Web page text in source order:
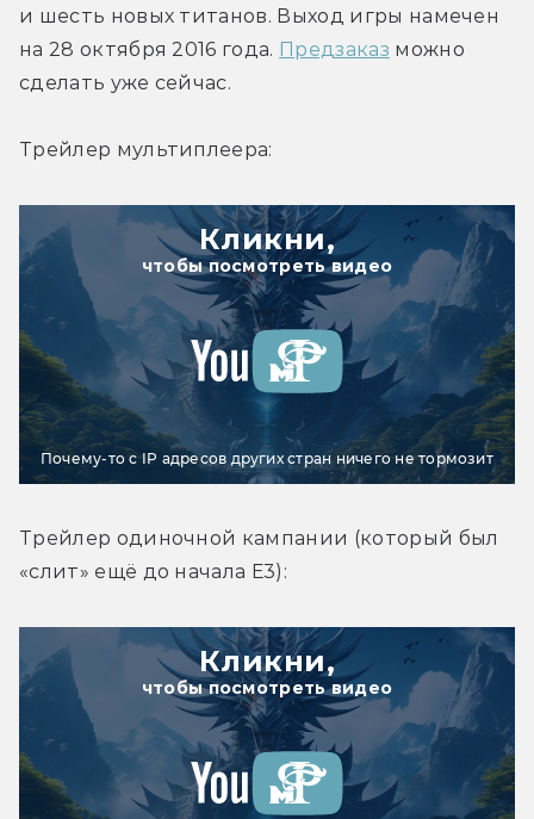
и шесть новых титанов. Выход игры намечен
на 28 октября 2016 года. Предзаказ можно
сделать уже сейчас.
Трейлер мультиплеера:
Кликни,
чтобы посмотреть видео
Почему-то с IP адресов других стран ничего не тормозит
Трейлер одиночной кампании (который был
«слит» ещё до начала Е3):
Кликни,
чтобы посмотреть видео